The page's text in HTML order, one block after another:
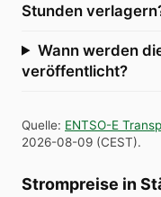
Stunden
Wann werden
veröffentlicht?
Quelle: ENTSO-E
2026-08-09 (CEST).
Strompreise in